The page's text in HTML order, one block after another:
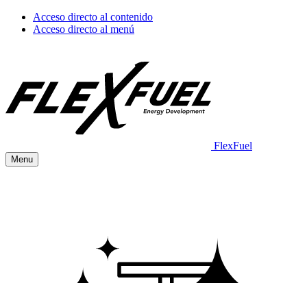
Acceso directo al contenido
Acceso directo al menú
FlexFuel
Menu